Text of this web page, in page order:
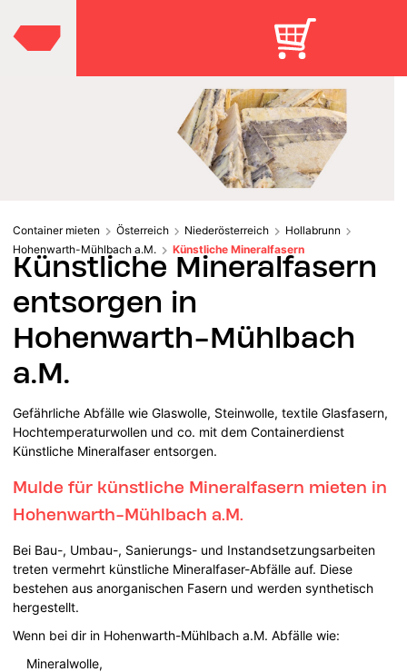
Container mieten Österreich Niederösterreich
Hollabrunn
Hohenwarth-Mühlbach a.M.
Künstliche Mineralfasern
Künstliche Mineralfasern
entsorgen in
Hohenwarth-Mühlbach
a.M.
Gefährliche Abfälle wie Glaswolle, Steinwolle, textile Glasfasern,
Hochtemperaturwollen und co. mit dem Containerdienst
Künstliche Mineralfaser entsorgen.
Mulde für künstliche Mineralfasern mieten in
Hohenwarth-Mühlbach a.M.
Bei Bau-, Umbau-, Sanierungs- und Instandsetzungsarbeiten
treten vermehrt künstliche Mineralfaser-Abfälle auf. Diese
bestehen aus anorganischen Fasern und werden synthetisch
hergestellt.
Wenn bei dir in Hohenwarth-Mühlbach a.M. Abfälle wie:
Mineralwolle,